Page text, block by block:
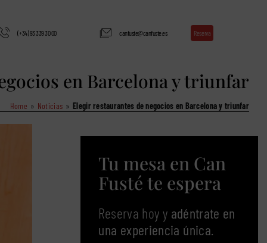
(+34) 93 339 30 00 canfuste@canfuste.es Reserva
en Barcelona y triunfar
Home Noticias Elegir restaurantes de negocios en Barcelona y triunfar
Tu mesa en Can
Fusté te espera
Reserva hoy y adéntrate en
una experiencia única.